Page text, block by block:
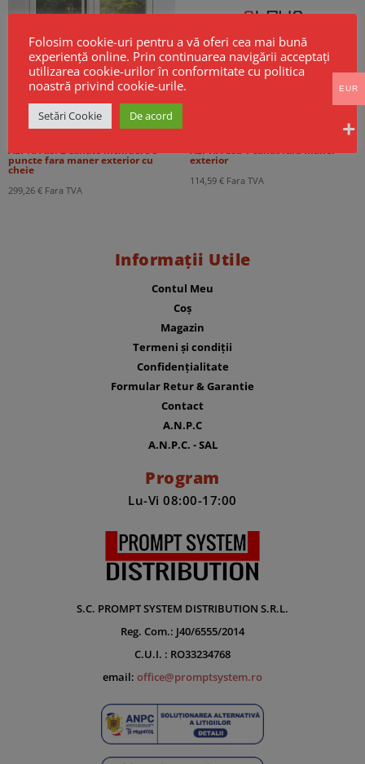
ALPHA usi 2 canate inchidere 3
puncte fara maner exterior cu
cheie
299,26 € Fara TVA
ALPHA usa 1 canat fara maner
exterior
114,59 € Fara TVA
Informații Utile
Contul Meu
Coș
Magazin
Termeni și condiții
Confidențialitate
Formular Retur & Garantie
Contact
A.N.P.C
A.N.P.C. - SAL
Program
Lu-Vi 08:00-17:00
S.C. PROMPT SYSTEM DISTRIBUTION S.R.L.
Reg. Com.: J40/6555/2014
C.U.I. : RO33234768
email: office@promptsystem.ro
Folosim cookie-uri pentru a vă oferi cea mai bună
experiență online. Prin continuarea navigării acceptați
utilizarea cookie-urilor în conformitate cu politica
noastră privind cookie-urile.
Setări Cookie De acord
EUR